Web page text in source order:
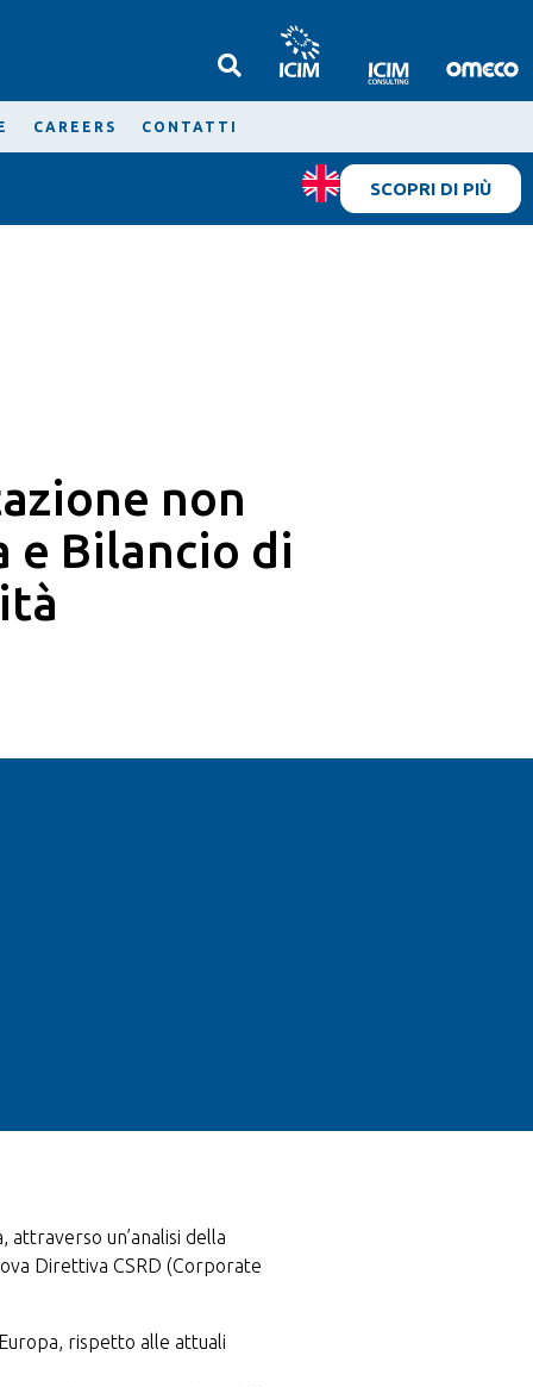
CAREERS CONTATTI
SCOPRI DI PIÙ
non
e Bilancio di
un’analisi della
Direttiva CSRD (Corporate
rispetto alle attuali